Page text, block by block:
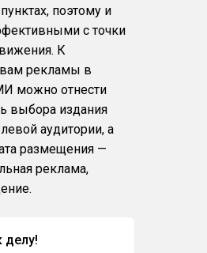
поэтому и
с точки
К
рекламы в
можно отнести
выбора издания
аудитории, а
размещения —
реклама,
делу!